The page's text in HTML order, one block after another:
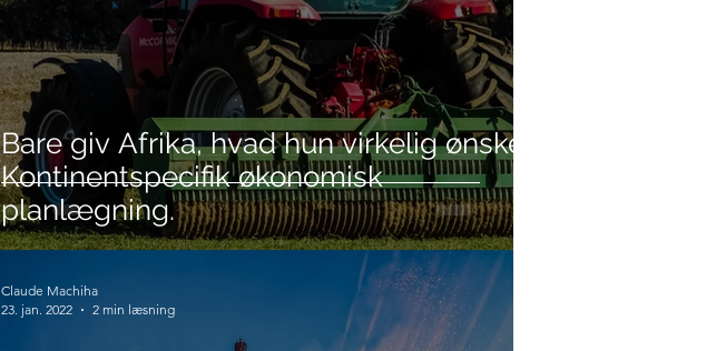
Bare giv Afrika, hvad hun virkelig ønsker:
Kontinentspecifik økonomisk
planlægning.
Claude Machiha
23. jan. 2022
2 min læsning